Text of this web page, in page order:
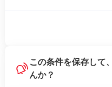
この条件を保存して
んか？